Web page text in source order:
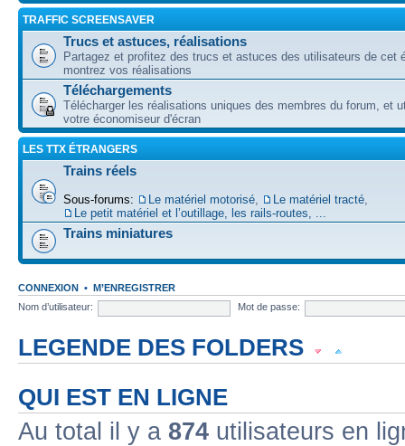
TRAFFIC SCREENSAVER
Trucs et astuces, réalisations
Partagez et profitez des trucs et astuces des utilisateurs de cet
montrez vos réalisations
Téléchargements
Télécharger les réalisations uniques des membres du forum, et
votre économiseur d'écran
LES TTX ÉTRANGERS
Trains réels
Sous-forums: Le matériel motorisé Le matériel tracté
Le petit matériel et l’outillage, les rails-routes, ...
Trains miniatures
CONNEXION • M’ENREGISTRER
Nom d’utilisateur:
Mot de passe:
LEGENDE DES FOLDERS
Forum non lu Forum fermé, non lu Forum avec sous-forum non lu
QUI EST EN LIGNE
Au total il y a 874 utilisateurs en